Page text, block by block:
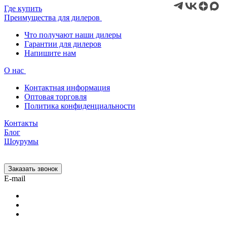
Где купить
Преимущества для дилеров
Что получают наши дилеры
Гарантии для дилеров
Напишите нам
О нас
Контактная информация
Оптовая торговля
Политика конфиденциальности
Контакты
Блог
Шоурумы
Заказать звонок
E-mail